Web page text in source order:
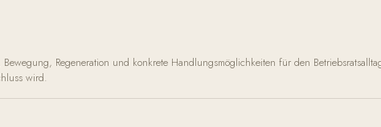
Regeneration und konkrete Handlungsmöglichkeiten für den
wird.